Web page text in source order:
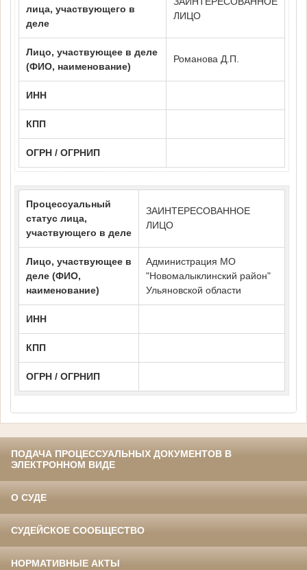
лица, участвующего в
деле
ЛИЦО
Лицо, участвующее в деле
(ФИО, наименование)
Романова Д.П.
ИНН
КПП
ОГРН / ОГРНИП
Процессуальный
статус лица,
участвующего в деле
ЗАИНТЕРЕСОВАННОЕ
ЛИЦО
Лицо, участвующее в
деле (ФИО,
наименование)
Администрация МО
"Новомалыклинский район"
Ульяновской области
ИНН
КПП
ОГРН / ОГРНИП
ПОДАЧА ПРОЦЕССУАЛЬНЫХ ДОКУМЕНТОВ В
ЭЛЕКТРОННОМ ВИДЕ
О СУДЕ
СУДЕЙСКОЕ СООБЩЕСТВО
НОРМАТИВНЫЕ АКТЫ